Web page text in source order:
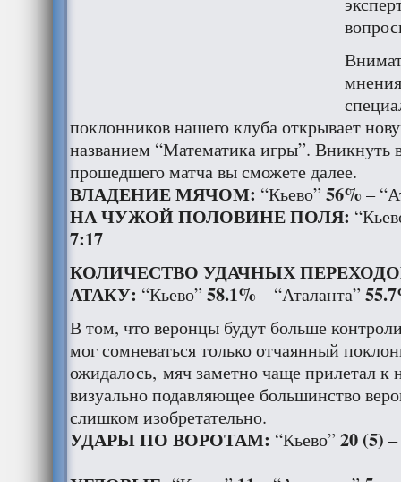
поклонников нашего клуба открывает
названием “Математика игры”. Вникнуть
прошедшего матча вы сможете далее.
ВЛАДЕНИЕ МЯЧОМ: “Кьево” 56% –
НА ЧУЖОЙ ПОЛОВИНЕ ПОЛЯ:
7:17
КОЛИЧЕСТВО УДАЧНЫХ
АТАКУ: “Кьево” 58.1% – “Аталанта”
В том, что веронцы будут больше
мог сомневаться только отчаянный
ожидалось, мяч заметно чаще прилетал к
визуально подавляющее большинство
слишком изобретательно.
УДАРЫ ПО ВОРОТАМ: “Кьево” 20 (5)